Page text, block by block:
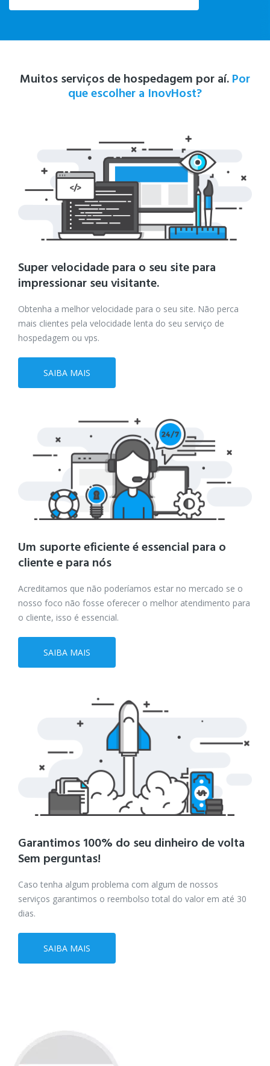
Muitos serviços de hospedagem por aí. Por
que escolher a InovHost?
Super velocidade para o seu site para
impressionar seu visitante.
Obtenha a melhor velocidade para o seu site. Não perca
mais clientes pela velocidade lenta do seu serviço de
hospedagem ou vps.
SAIBA MAIS
Um suporte eficiente é essencial para o
cliente e para nós
Acreditamos que não poderíamos estar no mercado se o
nosso foco não fosse oferecer o melhor atendimento para
o cliente, isso é essencial.
SAIBA MAIS
Garantimos 100% do seu dinheiro de volta
Sem perguntas!
Caso tenha algum problema com algum de nossos
serviços garantimos o reembolso total do valor em até 30
dias.
SAIBA MAIS